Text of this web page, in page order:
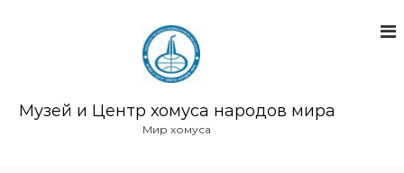
Музей и Центр хомуса народов мира
Мир хомуса